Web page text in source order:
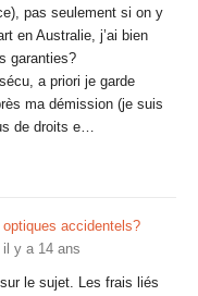
pas seulement si on y
en Australie, j’ai bien
garanties?
a priori je garde
ma démission (je suis
de droits e…
optiques accidentels?
il y a 14 ans
le sujet. Les frais liés